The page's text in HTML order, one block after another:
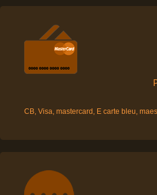
CB, Visa, mastercard, E carte bleu,